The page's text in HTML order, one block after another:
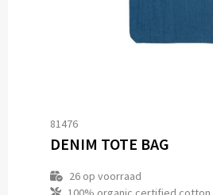
81476
DENIM TOTE BAG
26op voorraad